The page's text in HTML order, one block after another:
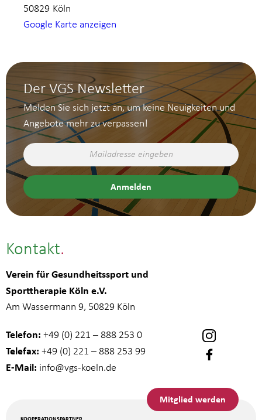
Köln
50829
Google Karte anzeigen
Der VGS Newsletter
Melden Sie sich jetzt an, um keine Neuigkeiten und
Angebote mehr zu verpassen!
Kontakt
Verein für Gesundheitssport und
Sporttherapie Köln e.V.
Am Wassermann 9, 50829 Köln
Telefon: +49 (0) 221 – 888 253 0
Telefax: +49 (0) 221 – 888 253 99
E-Mail: info@vgs-koeln.de
Mitglied werden
KOOPERATIONSPARTNER